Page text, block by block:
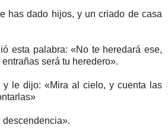
has dado hijos, y un criado de casa
esta palabra: «No te heredará ese,
será tu heredero».
y le dijo: «Mira al cielo, y cuenta las
descendencia».